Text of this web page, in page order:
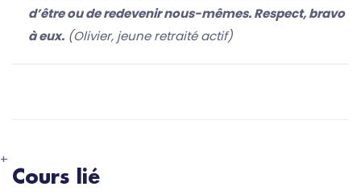
d’être ou de redevenir nous-mêmes. Respect, bravo
à eux. (Olivier, jeune retraité actif)
+
Cours lié